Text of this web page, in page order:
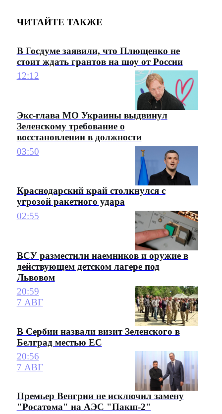
ЧИТАЙТЕ ТАКЖЕ
В Госдуме заявили, что Плющенко не
стоит ждать грантов на шоу от России
12:12
Экс-глава МО Украины выдвинул
Зеленскому требование о
восстановлении в должности
03:50
Краснодарский край столкнулся с
угрозой ракетного удара
02:55
ВСУ разместили наемников и оружие в
действующем детском лагере под
Львовом
20:59
7 АВГ
В Сербии назвали визит Зеленского в
Белград местью ЕС
20:56
7 АВГ
Премьер Венгрии не исключил замену
"Росатома" на АЭС "Пакш-2"